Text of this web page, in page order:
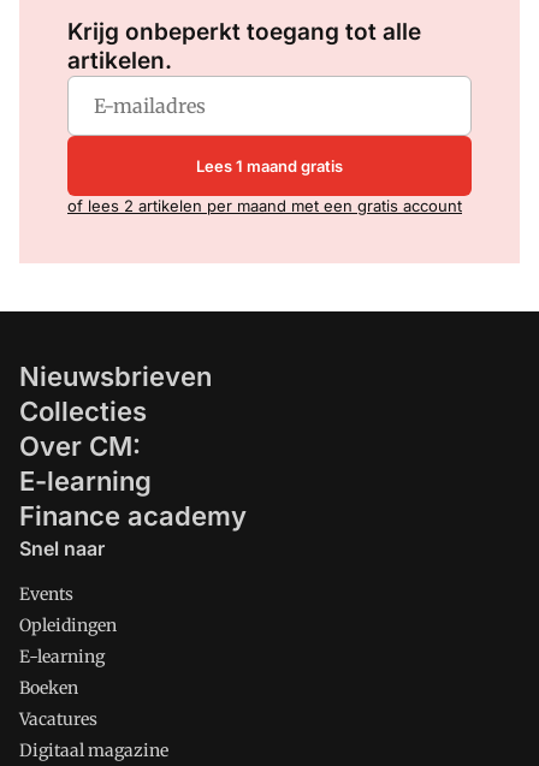
Krijg onbeperkt toegang tot alle
artikelen.
Lees 1 maand gratis
of lees 2 artikelen per maand met een gratis account
Nieuwsbrieven
Collecties
Over CM:
E-learning
Finance academy
Snel naar
Events
Opleidingen
E-learning
Boeken
Vacatures
Digitaal magazine